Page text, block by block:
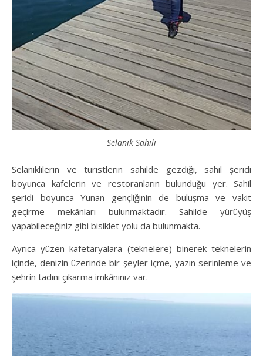
Selanik Sahili
Selaniklilerin ve turistlerin sahilde gezdiği, sahil şeridi
boyunca kafelerin ve restoranların bulunduğu yer. Sahil
şeridi boyunca Yunan gençliğinin de buluşma ve vakit
geçirme mekânları bulunmaktadır. Sahilde yürüyüş
yapabileceğiniz gibi bisiklet yolu da bulunmakta.
Ayrıca yüzen kafetaryalara (teknelere) binerek teknelerin
içinde, denizin üzerinde bir şeyler içme, yazın serinleme ve
şehrin tadını çıkarma imkânınız var.